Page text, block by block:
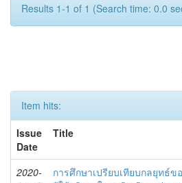
Results 1-1 of 1 (Search time: 0.0
Item hits:
Issue
Date
Title
2020-
การศึกษาเปรียบเทียบกลยุทธ์ข